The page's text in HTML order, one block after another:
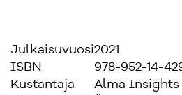
Julkaisuvuosi2021
ISBN
978-952-14-
Kustantaja
Alma Insights